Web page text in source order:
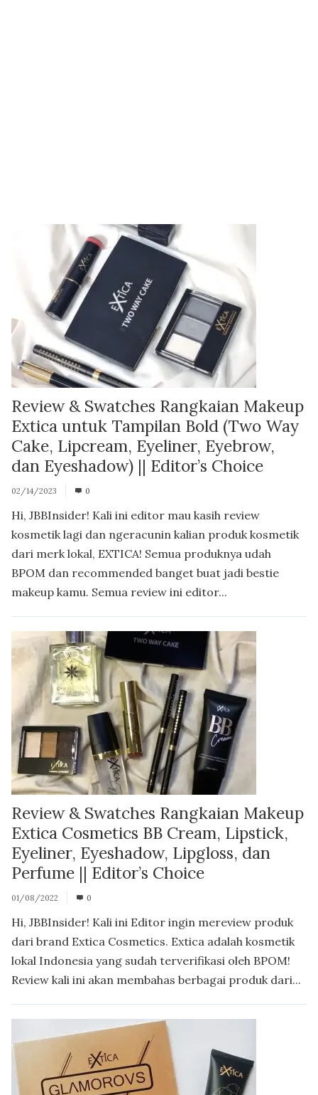
Review & Swatches Rangkaian Makeup
Extica untuk Tampilan Bold (Two Way
Cake, Lipcream, Eyeliner, Eyebrow,
dan Eyeshadow) || Editor’s Choice
02/14/2023 0
Hi, JBBInsider! Kali ini editor mau kasih review
kosmetik lagi dan ngeracunin kalian produk kosmetik
dari merk lokal, EXTICA! Semua produknya udah
BPOM dan recommended banget buat jadi bestie
makeup kamu. Semua review ini editor...
Review & Swatches Rangkaian Makeup
Extica Cosmetics BB Cream, Lipstick,
Eyeliner, Eyeshadow, Lipgloss, dan
Perfume || Editor’s Choice
01/08/2022 0
Hi, JBBInsider! Kali ini Editor ingin mereview produk
dari brand Extica Cosmetics. Extica adalah kosmetik
lokal Indonesia yang sudah terverifikasi oleh BPOM!
Review kali ini akan membahas berbagai produk dari...